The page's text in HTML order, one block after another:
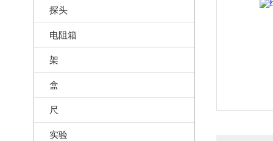
探头
电阻箱
架
盒
尺
实验